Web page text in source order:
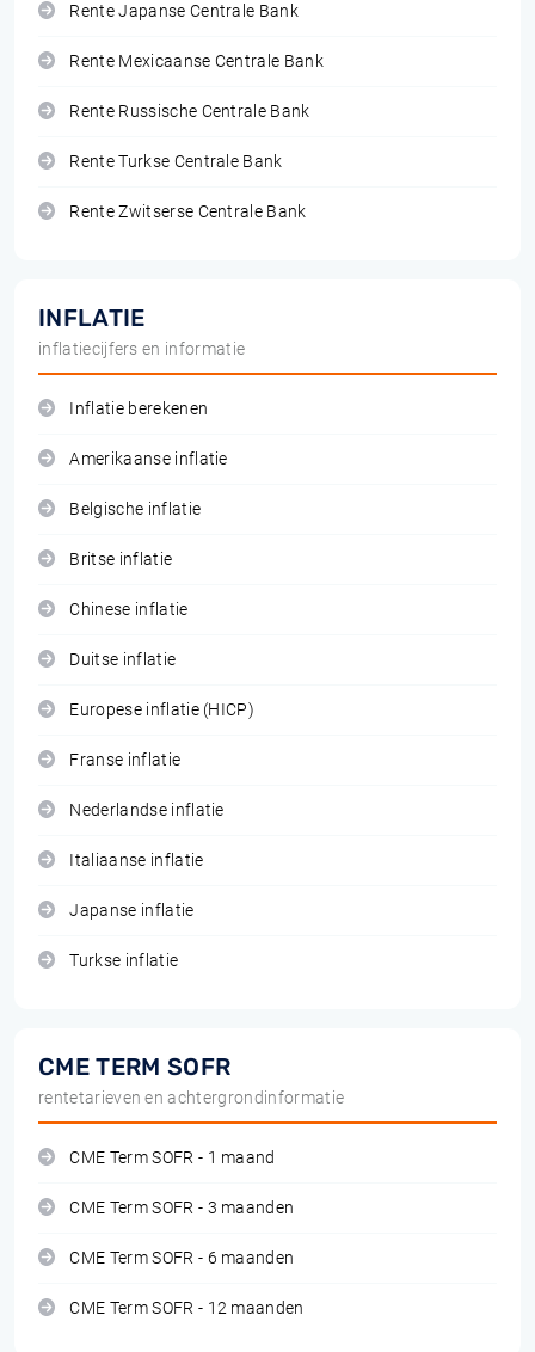
Rente Japanse Centrale Bank
Rente Mexicaanse Centrale Bank
Rente Russische Centrale Bank
Rente Turkse Centrale Bank
Rente Zwitserse Centrale Bank
INFLATIE
inflatiecijfers en informatie
Inflatie berekenen
Amerikaanse inflatie
Belgische inflatie
Britse inflatie
Chinese inflatie
Duitse inflatie
Europese inflatie (HICP)
Franse inflatie
Nederlandse inflatie
Italiaanse inflatie
Japanse inflatie
Turkse inflatie
CME TERM SOFR
rentetarieven en achtergrondinformatie
CME Term SOFR - 1 maand
CME Term SOFR - 3 maanden
CME Term SOFR - 6 maanden
CME Term SOFR - 12 maanden